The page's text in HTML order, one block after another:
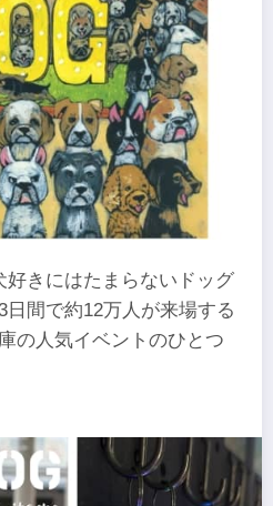
好きにはたまらないドッグ
間で約12万人が来場する
の人気イベントのひとつ